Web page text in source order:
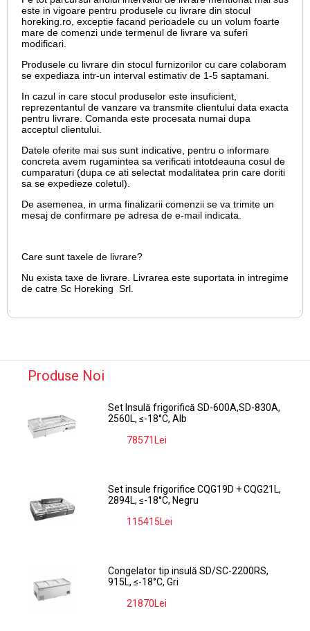
este in vigoare pentru produsele cu livrare din stocul
horeking.ro, exceptie facand perioadele cu un volum foarte
mare de comenzi unde termenul de livrare va suferi
modificari.
Produsele cu livrare din stocul furnizorilor cu care colaboram
se expediaza intr-un interval estimativ de 1-5 saptamani.
In cazul in care stocul produselor este insuficient,
reprezentantul de vanzare va transmite clientului data exacta
pentru livrare. Comanda este procesata numai dupa
acceptul clientului.
Datele oferite mai sus sunt indicative, pentru o informare
concreta avem rugamintea sa verificati intotdeauna cosul de
cumparaturi (dupa ce ati selectat modalitatea prin care doriti
sa se expedieze coletul).
De asemenea, in urma finalizarii comenzii se va trimite un
mesaj de confirmare pe adresa de e-mail indicata.
Care sunt taxele de livrare?
Nu exista taxe de livrare. Livrarea este suportata in intregime
de catre Sc Horeking Srl.
Produse Noi
Set Insulă frigorifică SD-600A,SD-830A,
2560L, ≤-18°C, Alb
78571Lei
Set insule frigorifice CQG19D + CQG21L,
2894L, ≤-18°C, Negru
115415Lei
Congelator tip insulă SD/SC-2200RS,
915L, ≤-18°C, Gri
21870Lei